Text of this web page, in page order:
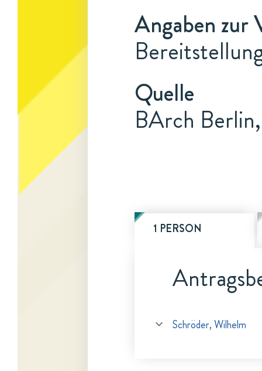
Angaben zur
Quelle
BArch
1 PERSON
Schröder, Wilhelm